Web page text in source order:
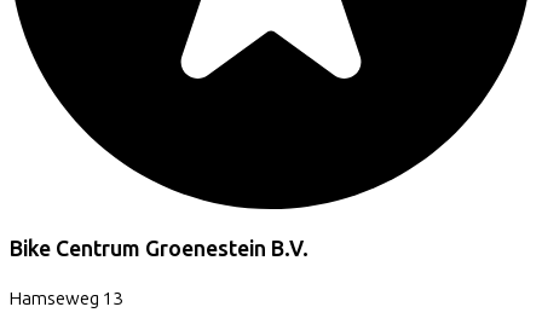
Bike Centrum Groenestein B.V.
Hamseweg 13